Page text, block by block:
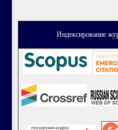
Индексирование